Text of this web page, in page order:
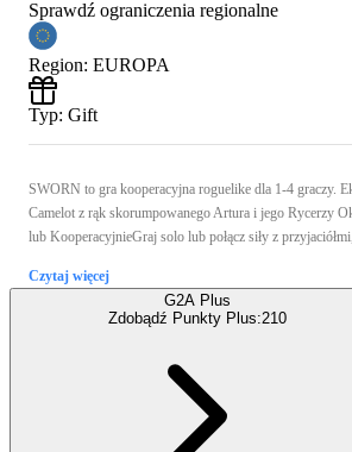
Sprawdź ograniczenia regionalne
Region: EUROPA
Typ: Gift
SWORN to gra kooperacyjna roguelike dla 1-4 graczy.
Camelot z rąk skorumpowanego Artura i jego Rycerzy
lub KooperacyjnieGraj solo lub połącz siły z
Czytaj więcej
G2A Plus
Zdobądź Punkty Plus:210